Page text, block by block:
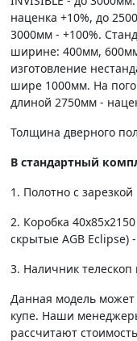
наценка +10%, до
3000мм - +100%.
ширине: 400мм,
изготовление
шире 1000мм. На
длиной 2750мм -
Толщина дверного
В стандартный
1. Полотно c зарезкой
2. Коробка
скрытые AGB Eclipse)
3. Наличник
Данная модель может
купе. Наши
рассчитают